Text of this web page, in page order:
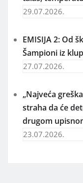
29.07.2026.
EMISIJA 2: Od
Šampioni iz
27.07.2026.
„Najveća
straha da će
drugom
23.07.2026.